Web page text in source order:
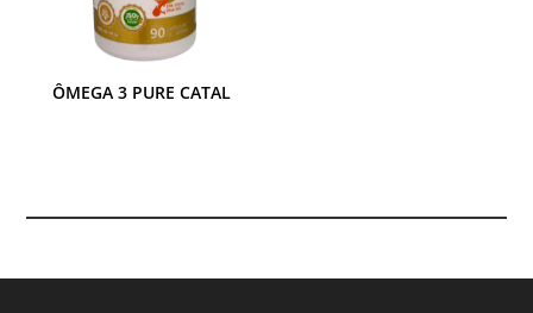
ÔMEGA 3 PURE CATAL